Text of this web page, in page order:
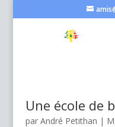
Une école de
par André Petithan |